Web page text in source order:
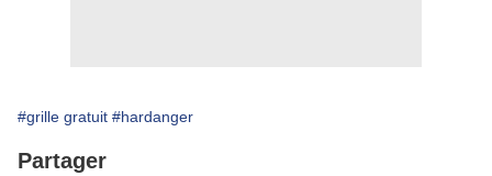
#grille gratuit #hardanger
Partager